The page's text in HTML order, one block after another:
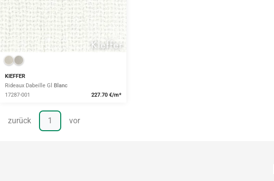
KIEFFER
Rideaux Dabeille Gl Blanc
17287-001
227.70 €/m*
zurück 1 vor